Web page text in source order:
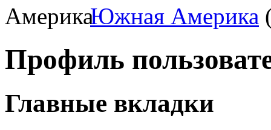
Южная Америка
Профиль
Главные вкладки